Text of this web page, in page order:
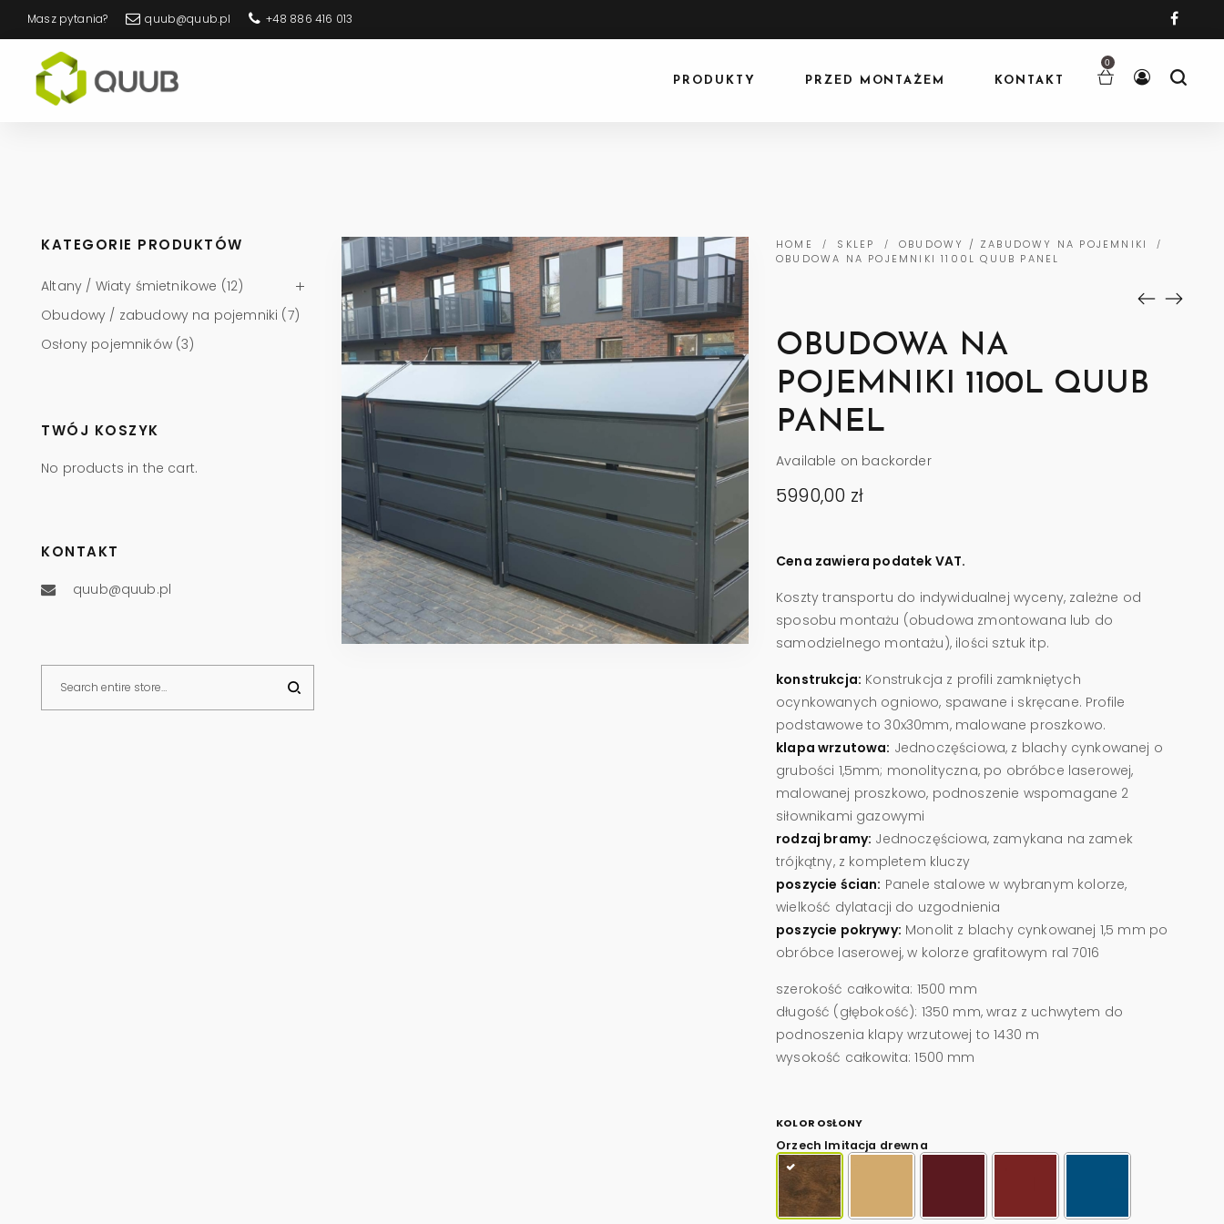
Masz pytania? quub@quub.pl +48 886 416 013
0
PRODUKTY PRZED MONTAŻEM KONTAKT
HOME / SKLEP / OBUDOWY / ZABUDOWY NA POJEMNIKI /
OBUDOWA NA POJEMNIKI 1100L QUUB PANEL
OBUDOWA NA
POJEMNIKI 1100L QUUB
PANEL
Available on backorder
5990,00 zł
Cena zawiera podatek VAT.
Koszty transportu do indywidualnej wyceny, zależne od
sposobu montażu (obudowa zmontowana lub do
samodzielnego montażu), ilości sztuk itp.
konstrukcja: Konstrukcja z profili zamkniętych
ocynkowanych ogniowo, spawane i skręcane. Profile
podstawowe to 30x30mm, malowane proszkowo.
klapa wrzutowa: Jednoczęściowa, z blachy cynkowanej o
grubości 1,5mm; monolityczna, po obróbce laserowej,
malowanej proszkowo, podnoszenie wspomagane 2
siłownikami gazowymi
rodzaj bramy: Jednoczęściowa, zamykana na zamek
trójkątny, z kompletem kluczy
poszycie ścian: Panele stalowe w wybranym kolorze,
wielkość dylatacji do uzgodnienia
poszycie pokrywy: Monolit z blachy cynkowanej 1,5 mm po
obróbce laserowej, w kolorze grafitowym ral 7016
szerokość całkowita: 1500 mm
długość (głębokość): 1350 mm, wraz z uchwytem do
podnoszenia klapy wrzutowej to 1430 m
wysokość całkowita: 1500 mm
KOLOR OSŁONY
Orzech Imitacja drewna
KATEGORIE PRODUKTÓW
Altany / Wiaty śmietnikowe (12)
Obudowy / zabudowy na pojemniki (7)
Osłony pojemników (3)
TWÓJ KOSZYK
No products in the cart.
KONTAKT
quub@quub.pl